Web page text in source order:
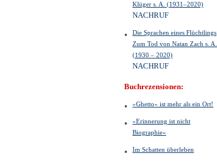
Klüger s. A. (1931–2020)
NACHRUF
Die Sprachen eines Flüchtlings
Zum Tod von Natan Zach s. A.
(1930 – 2020)
NACHRUF
Buchrezensionen:
»Ghetto« ist mehr als ein Ort!
»Erinnerung ist nicht
Biographie«
Im Schatten überleben